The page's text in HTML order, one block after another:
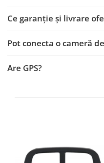
Rame adaptoare Seat
Rame adaptoare Renault
Rame adaptoare Citroen
Ce garanție și livrare
Pot conecta o cameră
Are GPS?